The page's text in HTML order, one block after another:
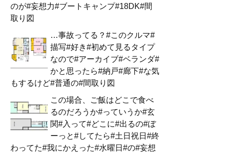
のが#妄想力#ブートキャンプ#18DK#間
取り図
…事故ってる？#このクルマ#
描写#好き#初めて見るタイプ
なので#アーカイブ#ベランダ#
かと思ったら#納戸#廊下#な気
もするけど#普通の#間取り図
この場合、ご飯はどこで食べ
るのだろうか#っていうか#玄
関#入って#どこに#出るの#ぼ
ーっと#してたら#土日祝日#終
わってた#我にかえった#水曜日#の#妄想